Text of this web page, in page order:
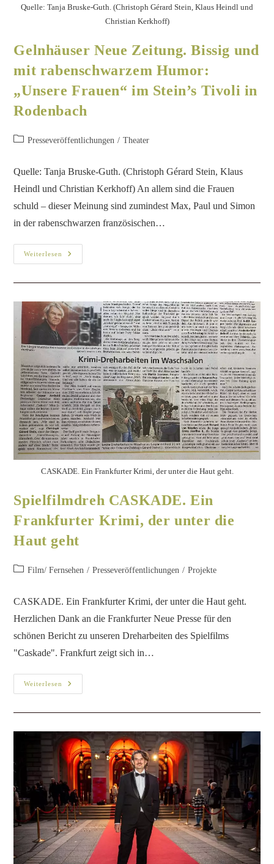
Quelle: Tanja Bruske-Guth. (Christoph Gérard Stein, Klaus Heindl und
Christian Kerkhoff)
Gelnhäuser Neue Zeitung. Bissig und
mit rabenschwarzem Humor:
„Unsere Frauen“ im Stein’s Tivoli in
Rodenbach
Presseveröffentlichungen / Theater
Quelle: Tanja Bruske-Guth. (Christoph Gérard Stein, Klaus
Heindl und Christian Kerkhoff) An allem sind die Frauen
schuld – dieser Meinung sind zumindest Max, Paul und Simon
in der rabenschwarzen französischen…
Weiterlesen
CASKADE. Ein Frankfurter Krimi, der unter die Haut geht.
Spielfilmdreh CASKADE. Ein
Frankfurter Krimi, der unter die
Haut geht
Film/ Fernsehen / Presseveröffentlichungen / Projekte
CASKADE. Ein Frankfurter Krimi, der unter die Haut geht.
Herzlichen Dank an die Frankfurter Neue Presse für den
schönen Bericht zu unseren Dreharbeiten des Spielfilms
"Caskade". Frankfurt zeigt sich in…
Weiterlesen